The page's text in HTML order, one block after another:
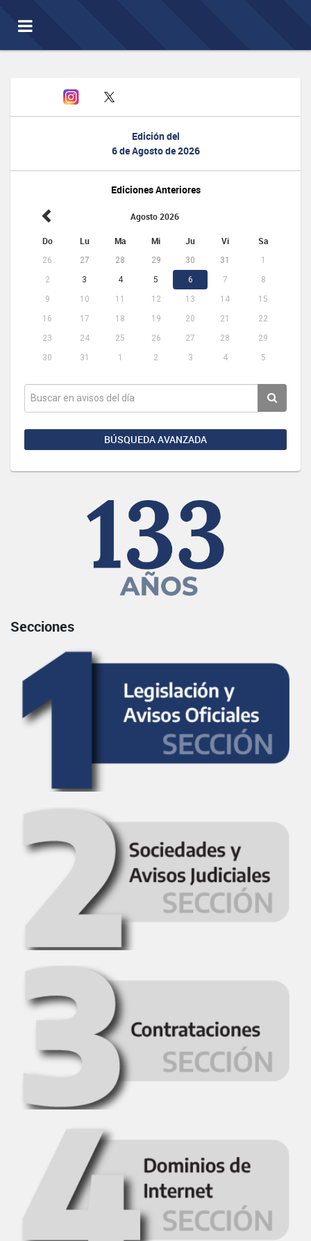
Toggle
navigation
Edición del
6 de Agosto de 2026
Ediciones Anteriores
Agosto 2026
Do Lu Ma Mi Ju Vi Sa
26 27 28 29 30 31
1
2
3 4 5 6 7
8
9
10 11 12 13 14
15
16
17 18 19 20 21
22
23
24 25 26 27 28
29
30
31 1 2 3 4 5
BÚSQUEDA AVANZADA
Secciones